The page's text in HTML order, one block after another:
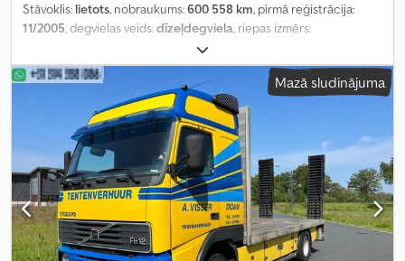
Stāvoklis: lietots, nobraukums:600 558 km, pirmā reģistrācija:
11/2005, degvielas veids:dīzeļdegviela, riepas izmērs:
25 procenti
riteņu bāze:3 700 mm, degviela:dīzeļdegviela, bremzes:
retardētājs, pārnesuma veids:mehānisks , pārnesumu skaits:12,
Euro 3, piekares sistēma:tērauds-gaiss
5 800 mm, kopējais augstums:3 270 mm
, Aprīkojums:retardētājs
Mazā sludinājuma